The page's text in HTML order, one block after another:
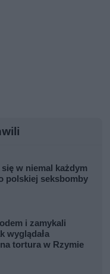
w niemal każdym
polskiej seksbomby
i zamykali
wyglądała
tortura w Rzymie